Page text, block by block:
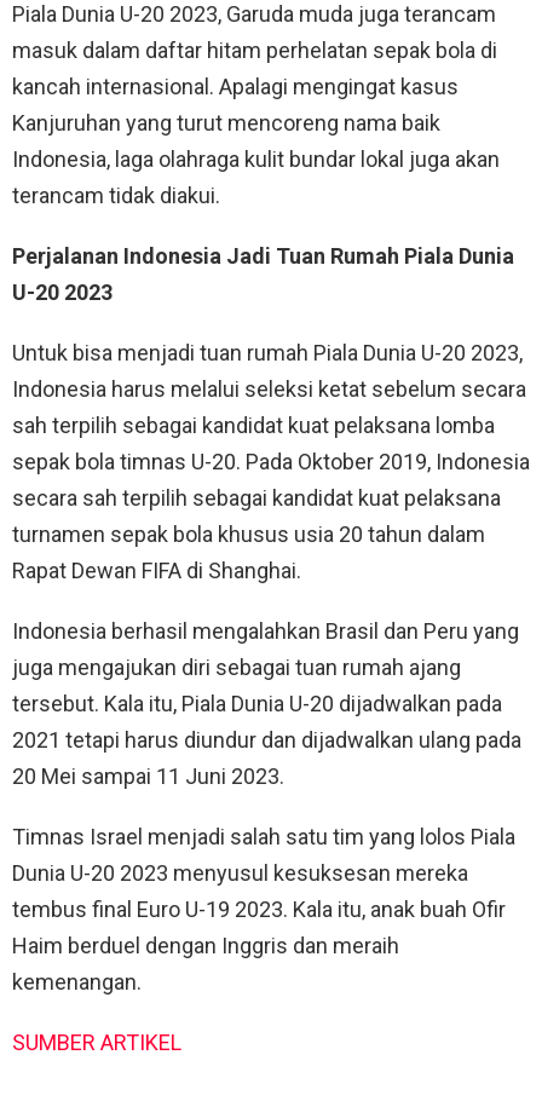
Piala Dunia U-20 2023, Garuda muda juga terancam
masuk dalam daftar hitam perhelatan sepak bola di
kancah internasional. Apalagi mengingat kasus
Kanjuruhan yang turut mencoreng nama baik
Indonesia, laga olahraga kulit bundar lokal juga akan
terancam tidak diakui.
Perjalanan Indonesia Jadi Tuan Rumah Piala Dunia
U-20 2023
Untuk bisa menjadi tuan rumah Piala Dunia U-20 2023,
Indonesia harus melalui seleksi ketat sebelum secara
sah terpilih sebagai kandidat kuat pelaksana lomba
sepak bola timnas U-20. Pada Oktober 2019, Indonesia
secara sah terpilih sebagai kandidat kuat pelaksana
turnamen sepak bola khusus usia 20 tahun dalam
Rapat Dewan FIFA di Shanghai.
Indonesia berhasil mengalahkan Brasil dan Peru yang
juga mengajukan diri sebagai tuan rumah ajang
tersebut. Kala itu, Piala Dunia U-20 dijadwalkan pada
2021 tetapi harus diundur dan dijadwalkan ulang pada
20 Mei sampai 11 Juni 2023.
Timnas Israel menjadi salah satu tim yang lolos Piala
Dunia U-20 2023 menyusul kesuksesan mereka
tembus final Euro U-19 2023. Kala itu, anak buah Ofir
Haim berduel dengan Inggris dan meraih
kemenangan.
SUMBER ARTIKEL